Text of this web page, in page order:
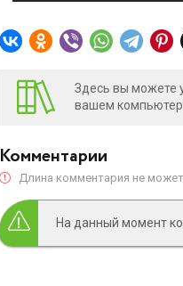
Здесь вы можете
вашем
Комментарии
Длина комментария не
На данный момент